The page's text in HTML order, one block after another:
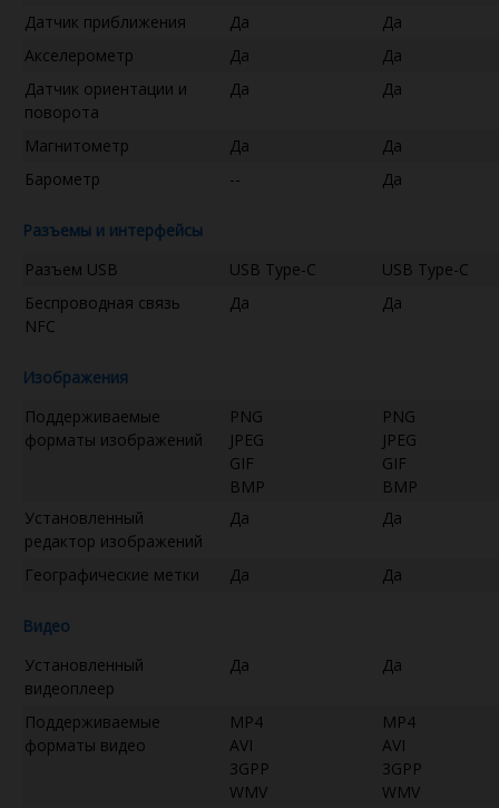
Датчик приближения Да
Да
Акселерометр
Да
Да
Датчик ориентации и
поворота
Да Да
Магнитометр Да
Да
Барометр
-- Да
Разъемы и интерфейсы
Разъем USB
USB Type-C
USB Type-C
Беспроводная связь
NFC
Да Да
Изображения
Поддерживаемые
форматы изображений
PNG
JPEG
GIF
BMP
PNG
JPEG
GIF
BMP
Установленный
редактор изображений
Да Да
Географические метки Да Да
Видео
Установленный
видеоплеер
Да Да
Поддерживаемые
форматы видео
MP4
AVI
3GPP
WMV
MP4
AVI
3GPP
WMV